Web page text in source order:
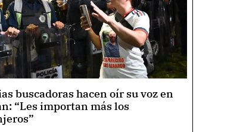
buscadoras hacen oír su voz en
“Les importan más los